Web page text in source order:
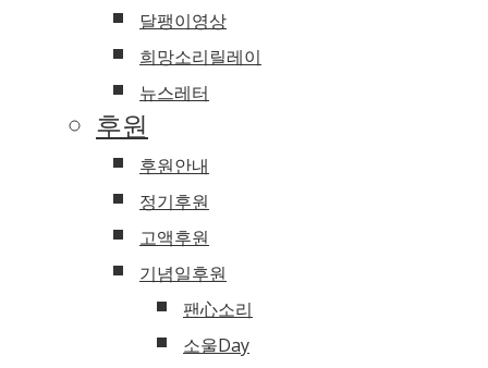
달팽이영상
희망소리릴레이
뉴스레터
후원
후원안내
정기후원
고액후원
기념일후원
팬心소리
소울Day